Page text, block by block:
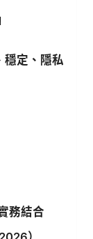
穩定、隱私
務結合